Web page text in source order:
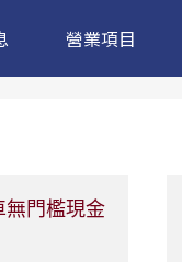
營業項目
門檻現金